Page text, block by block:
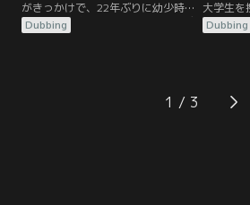
がきっかけで、22年ぶりに幼少時代
を過ごした家に帰ってきたサムとデ
ィーン。家には夢で見たとおりの女
そが二人の母メアリーの命を奪った
Dubbing
大学生を
ーンは、
査を開始
り憑か
Dubbing
1